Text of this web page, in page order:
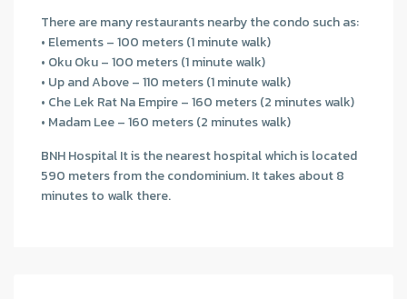
There are many restaurants nearby the condo such as:
• Elements – 100 meters (1 minute walk)
• Oku Oku – 100 meters (1 minute walk)
• Up and Above – 110 meters (1 minute walk)
• Che Lek Rat Na Empire – 160 meters (2 minutes walk)
• Madam Lee – 160 meters (2 minutes walk)
BNH Hospital It is the nearest hospital which is located
590 meters from the condominium. It takes about 8
minutes to walk there.